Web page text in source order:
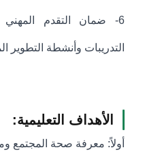
6- ضمان التقدم
التدريبات وأنشطة التطوير
الأهداف التعليمية:
أولاً: معرفة صحة المجتمع